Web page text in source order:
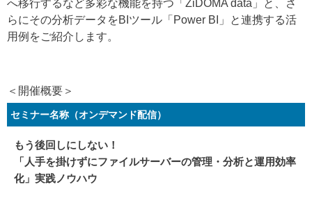
へ移行するなど多彩な機能を持つ「ZiDOMA data」と、さ
らにその分析データをBIツール「Power BI」と連携する活
用例をご紹介します。
＜開催概要＞
セミナー名称（オンデマンド配信）
もう後回しにしない！
「人手を掛けずにファイルサーバーの管理・分析と運用効率
化」実践ノウハウ